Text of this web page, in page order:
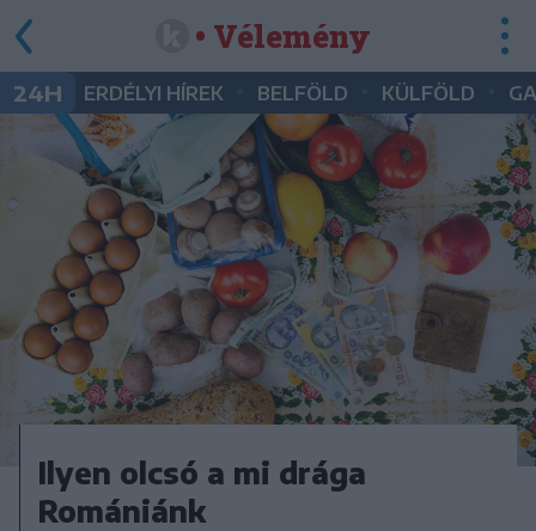
• Vélemény
24H ERDÉLYI HÍREK BELFÖLD KÜLFÖLD
Ilyen olcsó a mi drága
Romániánk